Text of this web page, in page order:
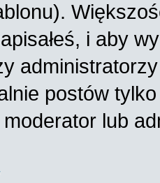
i aby
postów
lub